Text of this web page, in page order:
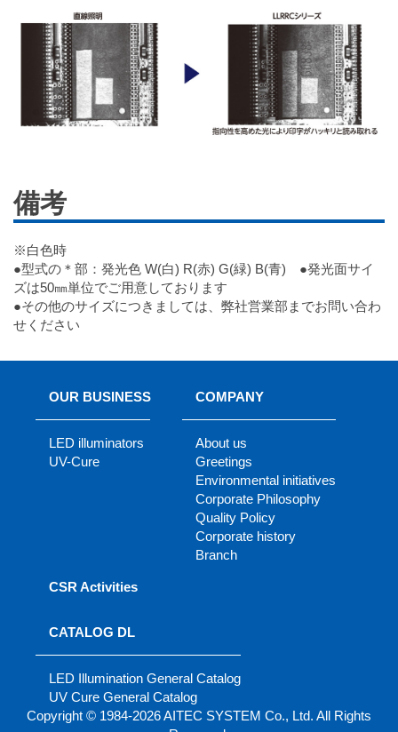
備考
※白色時
●型式の＊部：発光色 W(白) R(赤) G(緑) B(青) ●発光面サイ
ズは50㎜単位でご用意しております
●その他のサイズにつきましては、弊社営業部までお問い合わ
せください
OUR BUSINESS
LED illuminators
UV-Cure
COMPANY
About us
Greetings
Environmental initiatives
Corporate Philosophy
Quality Policy
Corporate history
Branch
CSR Activities
CATALOG DL
LED Illumination General Catalog
UV Cure General Catalog
Copyright © 1984-2026 AITEC SYSTEM Co., Ltd. All Rights